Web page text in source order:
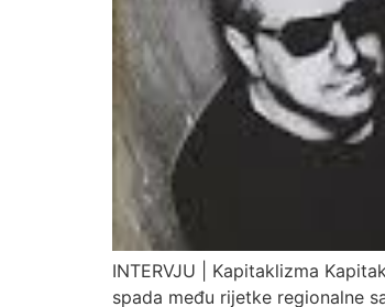
INTERVJU | Kapitaklizma
spada među rijetke regionalne